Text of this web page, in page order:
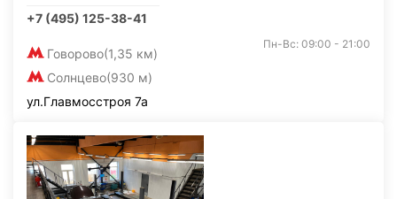
+7 (495) 125-38-41
Говорово(1,35 км)
Солнцево(930 м)
Пн-Вс: 09:00 - 21:00
ул.Главмосстроя 7а